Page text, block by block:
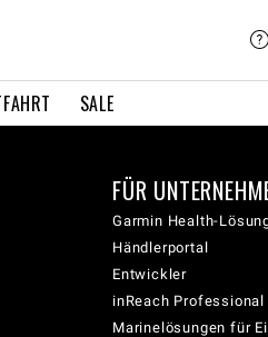
SALE
FÜR
Garmin Health-
Händlerportal
Entwickler
inReach Professional
Marinelösungen für